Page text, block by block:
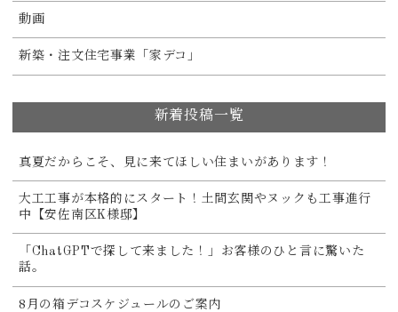
動画
新築・注文住宅事業「家デコ」
新着投稿一覧
真夏だからこそ、見に来てほしい住まいがあります！
大工工事が本格的にスタート！土間玄関やヌックも工事進行
中【安佐南区K様邸】
「ChatGPTで探して来ました！」お客様のひと言に驚いた
話。
8月の箱デコスケジュールのご案内